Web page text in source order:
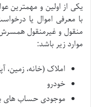
یکی از اولین و مهمترین
با معرفی اموال یا
منقول و غیرمنقول
موارد زیر باشد:
املاک (خانه، زمین،
خودرو
موجودی حساب های